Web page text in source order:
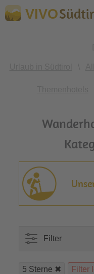
VIVO
Filter
5 Sterne Filter